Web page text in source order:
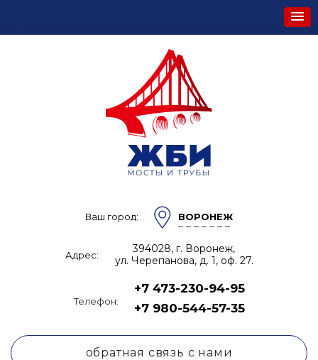
Ваш город: ВОРОНЕЖ
Адрес:
394028, г. Воронеж,
ул. Черепанова, д. 1, оф. 27.
Телефон:
+7 473-230-94-95
+7 980-544-57-35
обратная связь с нами